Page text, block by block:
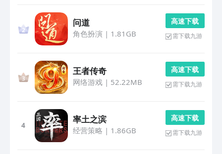
问道
角色扮演 | 1.81GB
高 速 下 载
需下载九游
王者传奇
网络游戏| 52.22MB
高 速 下 载
需下载九游
4
率土之滨
经营策略 | 1.86GB
高 速 下 载
需下载九游